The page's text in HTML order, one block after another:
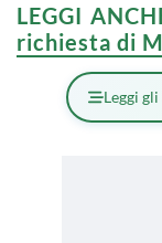
LEGGI
richiesta di
Leggi